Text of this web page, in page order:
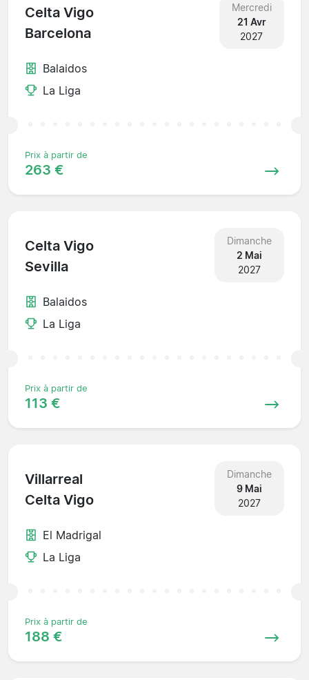
Celta Vigo
Barcelona
Mercredi
21 Avr
2027
Balaidos
La Liga
Prix à partir de
263 €
Celta Vigo
Sevilla
Dimanche
2 Mai
2027
Balaidos
La Liga
Prix à partir de
113 €
Villarreal
Celta Vigo
Dimanche
9 Mai
2027
El Madrigal
La Liga
Prix à partir de
188 €